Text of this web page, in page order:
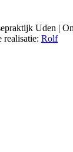
Uden |
realisatie: Rolf